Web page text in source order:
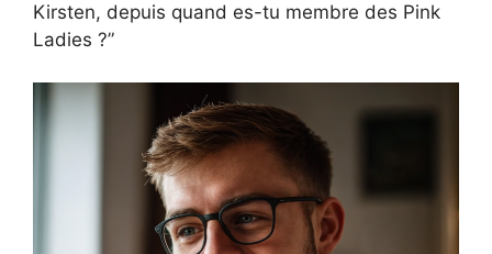
Kirsten, depuis quand es-tu membre des Pink
Ladies ?”